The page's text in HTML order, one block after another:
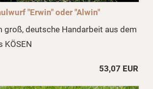
"Erwin" oder "Alwin"
groß, deutsche Handarbeit aus dem
KÖSEN
53,07 EUR